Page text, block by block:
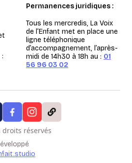
Permanences juridiques :
Tous les mercredis, La Voix
de l’Enfant met en place une
ligne téléphonique
d’accompagnement, l’après-
midi de 14h30 à 18h au : 01
56 96 03 02
droits réservés